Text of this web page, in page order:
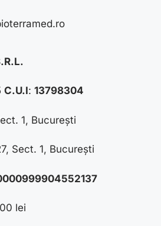
C.U.I: 13798304
1, București
Sect. 1, București
lei